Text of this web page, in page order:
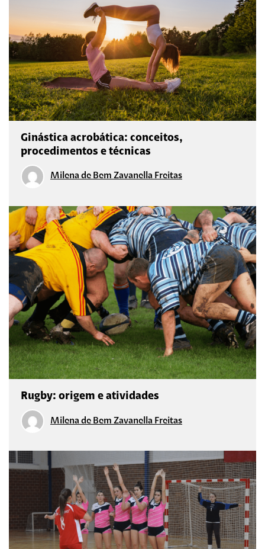
Ginástica acrobática: conceitos,
procedimentos e técnicas
Milena de Bem Zavanella Freitas
Rugby: origem e atividades
Milena de Bem Zavanella Freitas